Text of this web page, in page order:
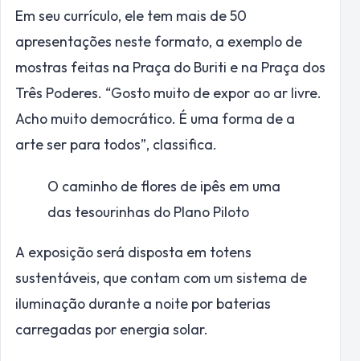
Em seu currículo, ele tem mais de 50
apresentações neste formato, a exemplo de
mostras feitas na Praça do Buriti e na Praça dos
Três Poderes. “Gosto muito de expor ao ar livre.
Acho muito democrático. É uma forma de a
arte ser para todos”, classifica.
O caminho de flores de ipês em uma
das tesourinhas do Plano Piloto
A exposição será disposta em totens
sustentáveis, que contam com um sistema de
iluminação durante a noite por baterias
carregadas por energia solar.